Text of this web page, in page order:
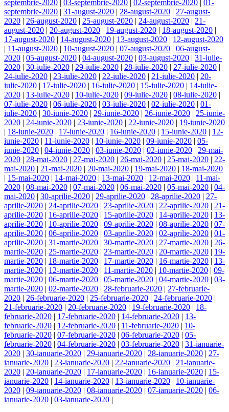
septembrie-2020 03-septembrie-2020 02-septembrie-2020
01-
septembrie-2020 | 31-august-2020 | 28-august-2020 | 27-august-
2020 | 26-august-2020 | 25-august-2020 | 24-august-2020 | 21-
august-2020 | 20-august-2020 | 19-august-2020 | 18-august-2020 |
17-august-2020 | 14-august-2020 | 13-august-2020 | 12-august-2020
| 11-august-2020 | 10-august-2020 | 07-august-2020 | 06-august-
2020 | 05-august-2020 | 04-august-2020 | 03-august-2020 | 31-iulie-
2020 | 30-iulie-2020 | 29-iulie-2020 | 28-iulie-2020 | 27-iulie-2020 |
24-iulie-2020 | 23-iulie-2020 | 22-iulie-2020 | 21-iulie-2020 | 20-
iulie-2020 | 17-iulie-2020 | 16-iulie-2020 | 15-iulie-2020 | 14-iulie-
2020 | 13-iulie-2020 | 10-iulie-2020 | 09-iulie-2020 | 08-iulie-2020 |
07-iulie-2020 | 06-iulie-2020 | 03-iulie-2020 | 02-iulie-2020 | 01-
iulie-2020 | 30-iunie-2020 | 29-iunie-2020 | 26-iunie-2020 | 25-iunie-
2020 | 24-iunie-2020 | 23-iunie-2020 | 22-iunie-2020 | 19-iunie-2020
| 18-iunie-2020 | 17-iunie-2020 | 16-iunie-2020 | 15-iunie-2020 | 12-
iunie-2020 | 11-iunie-2020 | 10-iunie-2020 | 09-iunie-2020 | 05-
iunie-2020 | 04-iunie-2020 | 03-iunie-2020 | 02-iunie-2020 | 29-mai-
2020 | 28-mai-2020 | 27-mai-2020 | 26-mai-2020 | 25-mai-2020 | 22-
mai-2020 | 21-mai-2020 | 20-mai-2020 | 19-mai-2020 | 18-mai-2020
| 15-mai-2020 | 14-mai-2020 | 13-mai-2020 | 12-mai-2020 | 11-mai-
2020 | 08-mai-2020 | 07-mai-2020 | 06-mai-2020 | 05-mai-2020 | 04-
mai-2020 | 30-aprilie-2020 | 29-aprilie-2020 | 28-aprilie-2020 | 27-
aprilie-2020 | 24-aprilie-2020 | 23-aprilie-2020 | 22-aprilie-2020 | 21-
aprilie-2020 | 16-aprilie-2020 | 15-aprilie-2020 | 14-aprilie-2020 | 13-
aprilie-2020 | 10-aprilie-2020 | 09-aprilie-2020 | 08-aprilie-2020 | 07-
aprilie-2020 | 06-aprilie-2020 | 03-aprilie-2020 | 02-aprilie-2020 | 01-
aprilie-2020 | 31-martie-2020 | 30-martie-2020 | 27-martie-2020 | 26-
martie-2020 | 25-martie-2020 | 23-martie-2020 | 20-martie-2020 | 19-
martie-2020 | 18-martie-2020 | 17-martie-2020 | 16-martie-2020 | 13-
martie-2020 | 12-martie-2020 | 11-martie-2020 | 10-martie-2020 | 09-
martie-2020 | 06-martie-2020 | 05-martie-2020 | 04-martie-2020 | 03-
martie-2020 | 02-martie-2020 | 28-februarie-2020 | 27-februarie-
2020 | 26-februarie-2020 | 25-februarie-2020 | 24-februarie-2020 |
21-februarie-2020 | 20-februarie-2020 | 19-februarie-2020 | 18-
februarie-2020 | 17-februarie-2020 | 14-februarie-2020 | 13-
februarie-2020 | 12-februarie-2020 | 11-februarie-2020 | 10-
februarie-2020 | 07-februarie-2020 | 06-februarie-2020 | 05-
februarie-2020 | 04-februarie-2020 | 03-februarie-2020 | 31-ianuarie-
2020 | 30-ianuarie-2020 | 29-ianuarie-2020 | 28-ianuarie-2020 | 27-
ianuarie-2020 | 23-ianuarie-2020 | 22-ianuarie-2020 | 21-ianuarie-
2020 | 20-ianuarie-2020 | 17-ianuarie-2020 | 16-ianuarie-2020 | 15-
ianuarie-2020 | 14-ianuarie-2020 | 13-ianuarie-2020 | 10-ianuarie-
2020 | 09-ianuarie-2020 | 08-ianuarie-2020 | 07-ianuarie-2020 | 06-
ianuarie-2020 | 03-ianuarie-2020 |